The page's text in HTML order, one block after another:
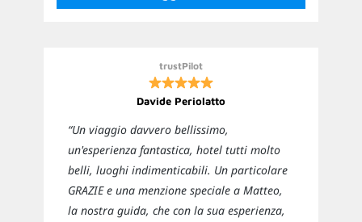
trustPilot
Davide Periolatto
“Un viaggio davvero bellissimo,
un'esperienza fantastica, hotel tutti molto
belli, luoghi indimenticabili. Un particolare
GRAZIE e una menzione speciale a Matteo,
la nostra guida, che con la sua esperienza,